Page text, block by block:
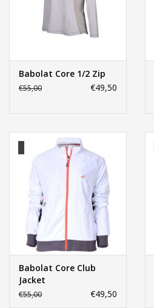
Babolat Core 1/2 Zip
€55,00 €49,50
Babolat Core Club
Jacket
€55,00 €49,50